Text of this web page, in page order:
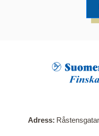
När du klickar på en
Här visas en karta
Adress